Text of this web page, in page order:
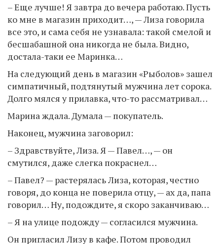
– Еще лучше! Я завтра до вечера работаю. Пусть
ко мне в магазин приходит…, — Лиза говорила
все это, и сама себя не узнавала: такой смелой и
бесшабашной она никогда не была. Видно,
достала-таки ее Маринка…
На следующий день в магазин «Рыболов» зашел
симпатичный, подтянутый мужчина лет сорока.
Долго мялся у прилавка, что-то рассматривал…
Марина ждала. Думала — покупатель.
Наконец, мужчина заговорил:
– Здравствуйте, Лиза. Я — Павел…, — он
смутился, даже слегка покраснел…
– Павел? — растерялась Лиза, которая, честно
говоря, до конца не поверила отцу, — ах да, папа
говорил… Ну, подождите, я скоро заканчиваю…
– Я на улице подожду — согласился мужчина.
Он пригласил Лизу в кафе. Потом проводил